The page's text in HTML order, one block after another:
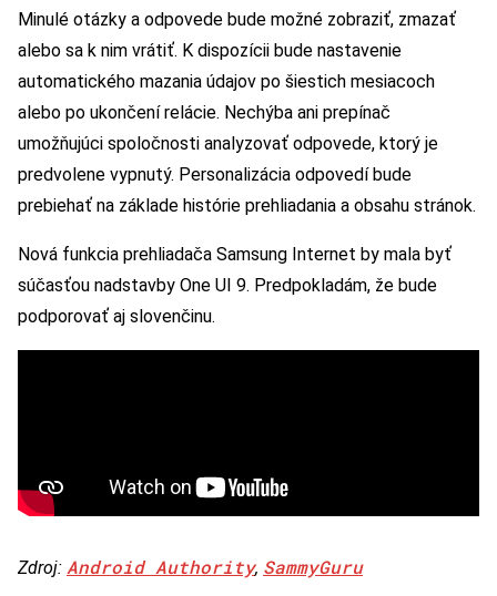
Minulé otázky a odpovede bude možné zobraziť, zmazať
alebo sa k nim vrátiť. K dispozícii bude nastavenie
automatického mazania údajov po šiestich mesiacoch
alebo po ukončení relácie. Nechýba ani prepínač
umožňujúci spoločnosti analyzovať odpovede, ktorý je
predvolene vypnutý. Personalizácia odpovedí bude
prebiehať na základe histórie prehliadania a obsahu stránok.
Nová funkcia prehliadača Samsung Internet by mala byť
súčasťou nadstavby One UI 9. Predpokladám, že bude
podporovať aj slovenčinu.
Zdroj: Android Authority, SammyGuru